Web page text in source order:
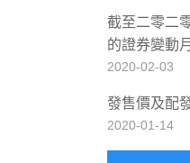
截至二零二
的證券變動
2020-02-03
發售價及配
2020-01-14